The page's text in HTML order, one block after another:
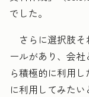
でした。
さらに選択肢そ
ールがあり、会
ら積極的に利用
に利用してみた